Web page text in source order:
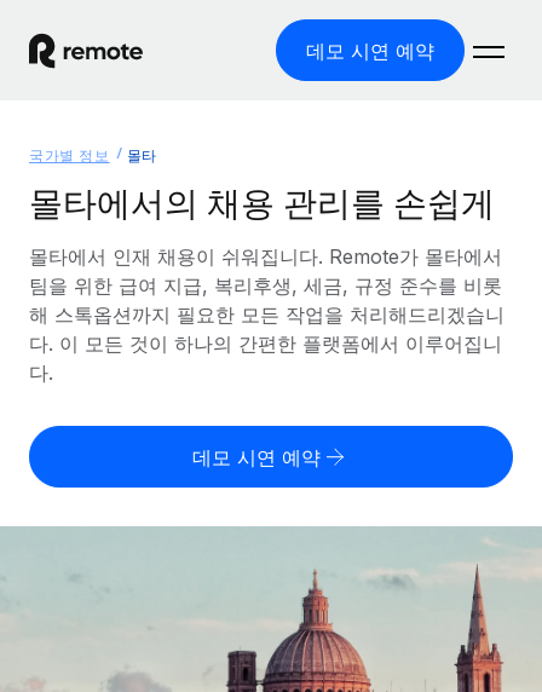
데모 시연 예약
글로벌 고용
글로벌 급여
규정을 준수하며 급여 지급을 손쉽게 처리
전 세계에서 규정을 준수하며 계약자 고용
계약자 관리
글로벌 서비스 제공
국가별 정보
미국 주별 정보
미국 모든 주 전역에서 채용 업무를 간소화
다른 업체들과 비교해보기
성장하는 기업을 위한 민첩한 글로벌 HR 및 급여 솔루션
리소스
국가별 직원 오분류 리스크 확인
글로벌 계약직을 위한 통화 옵션과 지급 소요 시간 확인
요금
English
국가별 정보 몰타
몰타에서의 채용 관리를 손쉽게
몰타에서 인재 채용이 쉬워집니다. Remote가 몰타에서
팀을 위한 급여 지급, 복리후생, 세금, 규정 준수를 비롯
해 스톡옵션까지 필요한 모든 작업을 처리해드리겠습니
다. 이 모든 것이 하나의 간편한 플랫폼에서 이루어집니
다.
데모 시연 예약